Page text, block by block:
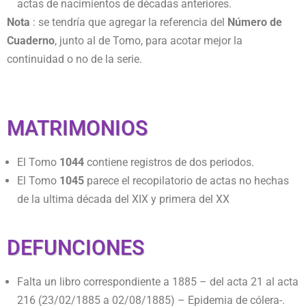
actas de nacimientos de décadas anteriores.
Nota : se tendría que agregar la referencia del Número de
Cuaderno, junto al de Tomo, para acotar mejor la
continuidad o no de la serie.
MATRIMONIOS
El Tomo 1044 contiene registros de dos periodos.
El Tomo 1045 parece el recopilatorio de actas no hechas
de la ultima década del XIX y primera del XX
DEFUNCIONES
Falta un libro correspondiente a 1885 – del acta 21 al acta
216 (23/02/1885 a 02/08/1885) – Epidemia de cólera-.